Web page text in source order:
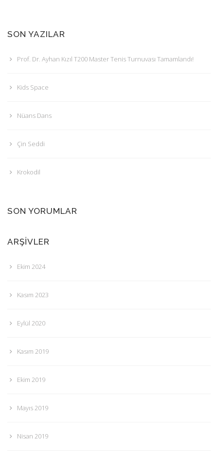
SON YAZILAR
Prof. Dr. Ayhan Kızıl T200 Master Tenis Turnuvası Tamamlandı!
Kids Space
Nüans Dans
Çin Seddi
Krokodil
SON YORUMLAR
ARŞIVLER
Ekim 2024
Kasım 2023
Eylül 2020
Kasım 2019
Ekim 2019
Mayıs 2019
Nisan 2019